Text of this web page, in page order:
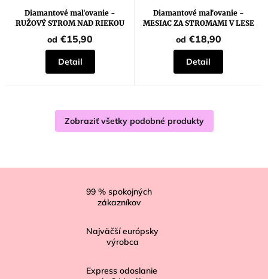
Diamantové maľovanie -
RUŽOVÝ STROM NAD RIEKOU
od €15,90
Detail
Diamantové maľovanie -
MESIAC ZA STROMAMI V LESE
od €18,90
Detail
Zobraziť všetky podobné produkty
99 % spokojných
zákazníkov
Najväčší európsky
výrobca
Express odoslanie